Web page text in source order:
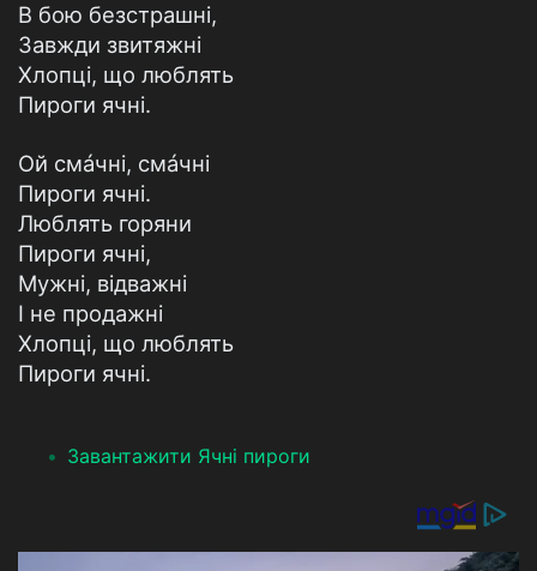
В бою безстрашні,
Завжди звитяжні
Хлопці, що люблять
Пироги ячні.
Ой смáчні, смáчні
Пироги ячні.
Люблять горяни
Пироги ячні,
Мужні, відважні
I не продажні
Хлопці, що люблять
Пироги ячні.
Завантажити Ячні пироги